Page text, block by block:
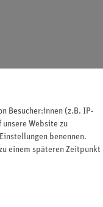
Besucher:innen (z.B. IP-
Website zu
benennen.
einem späteren Zeitpunkt